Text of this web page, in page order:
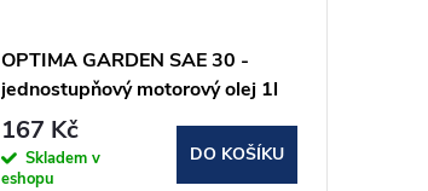
OPTIMA GARDEN SAE 30 -
jednostupňový motorový olej 1l
167 Kč
Skladem v
eshopu
DO KOŠÍKU